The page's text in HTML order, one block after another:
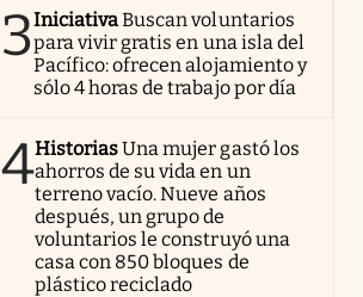
3IniciativaBuscan voluntarios
para vivir gratis en una isla del
Pacífico: ofrecen alojamiento y
sólo 4 horas de trabajo por día
4HistoriasUna mujer gastó los
ahorros de su vida en un
terreno vacío. Nueve años
después, un grupo de
voluntarios le construyó una
casa con 850 bloques de
plástico reciclado